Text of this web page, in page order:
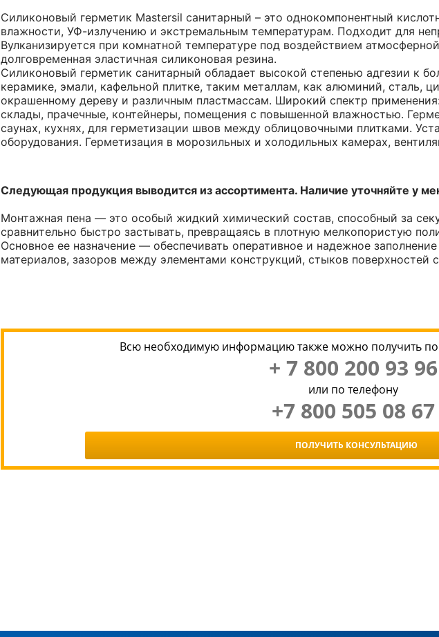
Силиконовый герметик Mastersil санитарный – это однокомпонентный
влажности, УФ-излучению и экстремальным температурам. Подходит для
Вулканизируется при комнатной температуре под воздействием
долговременная эластичная силиконовая резина.
Силиконовый герметик санитарный обладает высокой степенью адгезии к
керамике, эмали, кафельной плитке, таким металлам, как алюминий, сталь,
окрашенному дереву и различным пластмассам. Широкий спектр
склады, прачечные, контейнеры, помещения с повышенной влажностью.
саунах, кухнях, для герметизации швов между облицовочными плитками.
оборудования. Герметизация в морозильных и холодильных камерах,
Следующая продукция выводится из ассортимента. Наличие уточняйте у
Монтажная пена — это особый жидкий химический состав, способный за
сравнительно быстро застывать, превращаясь в плотную мелкопористую
Основное ее назначение — обеспечивать оперативное и надежное
материалов, зазоров между элементами конструкций, стыков поверхностей
Всю необходимую информацию также можно получить по
+ 7 800 200 93 96
или по телефону
+7 800 505 08 67
ПОЛУЧИТЬ КОНСУЛЬТАЦИЮ